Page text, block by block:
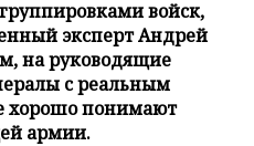
войск,
эксперт Андрей
на руководящие
с реальным
хорошо понимают
армии.